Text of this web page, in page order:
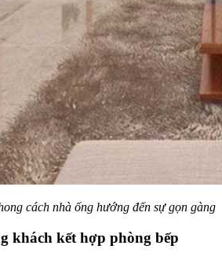
cách nhà ống hướng đến sự gọn gàng
khách kết hợp phòng bếp